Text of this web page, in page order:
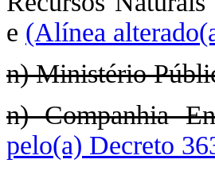
e (Alínea
n) Ministério
n) Companhia
pelo(a) Decreto